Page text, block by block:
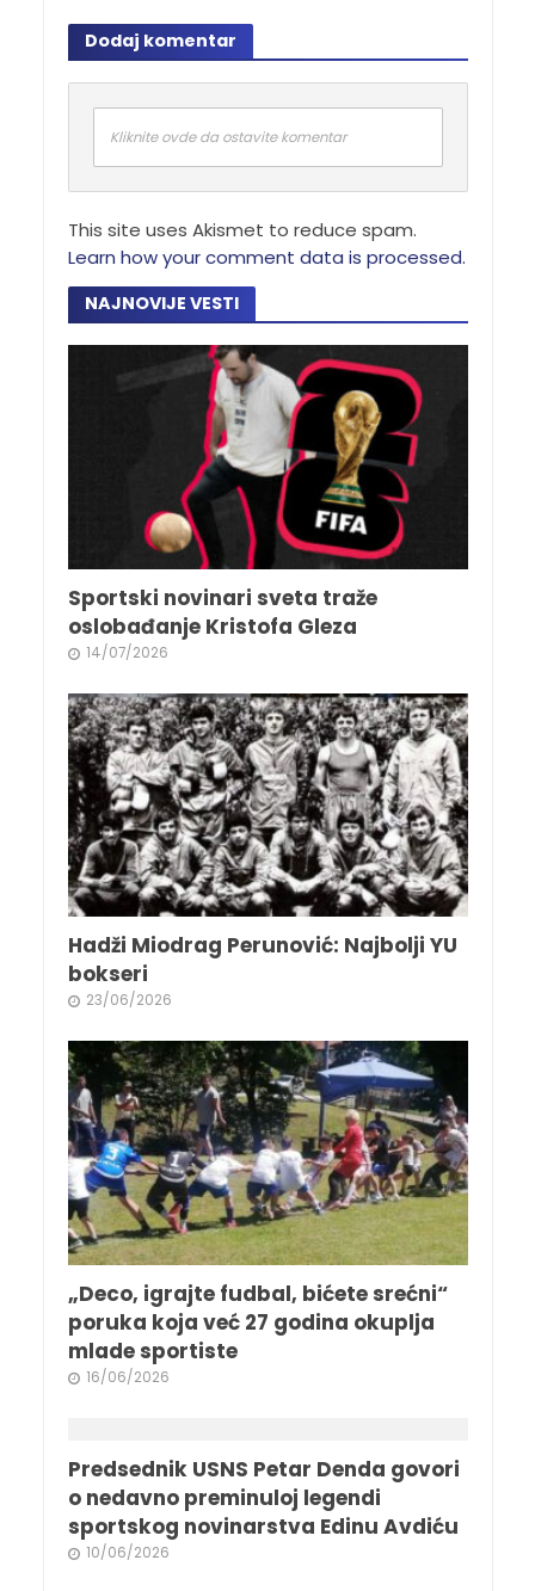
Dodaj komentar
Kliknite ovde da ostavite komentar
This site uses Akismet to reduce spam.
Learn how your comment data is processed.
NAJNOVIJE VESTI
Sportski novinari sveta traže
oslobađanje Kristofa Gleza
14/07/2026
Hadži Miodrag Perunović: Najbolji YU
bokseri
23/06/2026
„Deco, igrajte fudbal, bićete srećni“
poruka koja već 27 godina okuplja
mlade sportiste
16/06/2026
Predsednik USNS Petar Denda govori
o nedavno preminuloj legendi
sportskog novinarstva Edinu Avdiću
10/06/2026